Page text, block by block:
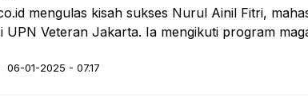
mengulas kisah sukses Nurul Ainil Fitri,
UPN Veteran Jakarta. Ia mengikuti program
06-01-2025 - 07.17